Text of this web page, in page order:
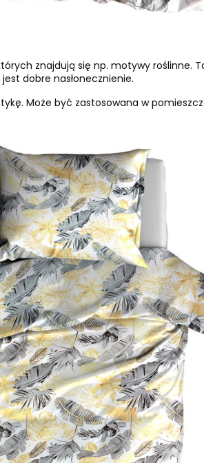
znajdują się np. motywy roślinne.
dobre nasłonecznienie.
Może być zastosowana w